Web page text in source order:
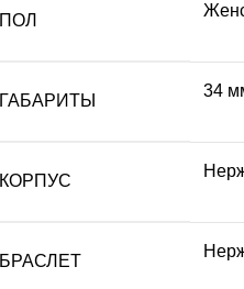
ПОЛ
ГАБАРИТЫ
34
КОРПУС
БРАСЛЕТ